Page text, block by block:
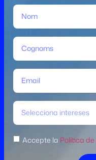
Selecciona intereses
Accepte la Política